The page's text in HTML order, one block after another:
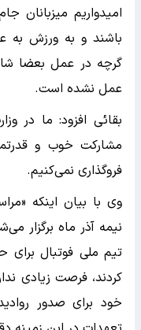
امیدواریم میزبانان
باشند و به ورزش به
گرچه در عمل بعضا
عمل نشده است.
بقائی افزود: ما در
مشارکت خوب و
فروگذاری نمی‌کنیم.
وی با بیان اینکه
نیمه آذر ماه برگزار
تیم ملی فوتبال برای
کردند، فرصت زیادی
خود برای صدور